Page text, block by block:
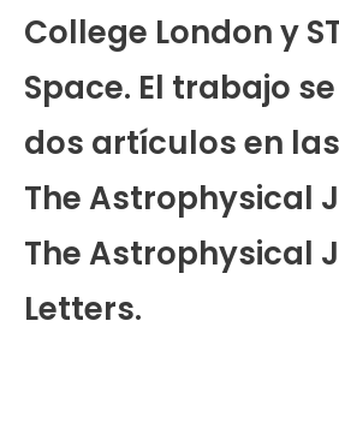
College London y
Space. El trabajo
dos artículos en
The Astrophysical
The Astrophysical
Letters.